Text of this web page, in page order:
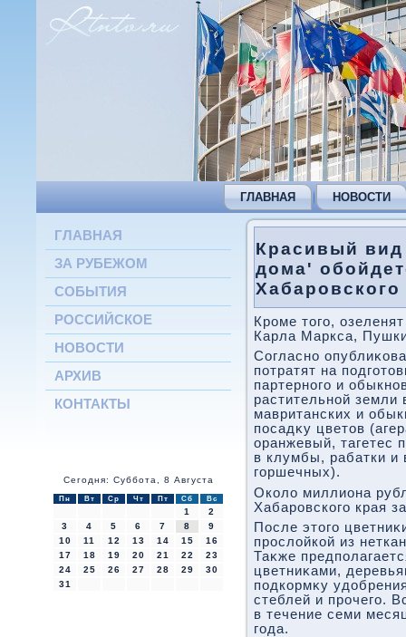
ГЛАВНАЯ НОВОСТИ
ГЛАВНАЯ
ЗА РУБЕЖОМ
СОБЫТИЯ
РОССИЙСКОЕ
НОВОСТИ
АРХИВ
КОНТАКТЫ
Сегодня: Суббота, 8 Августа
Пн Вт Ср Чт Пт Сб Вс
1
2
3
4 5 6 7 8
9
10
11 12 13 14 15
16
17
18 19 20 21 22
23
24
25 26 27 28 29
30
31
Красивый вид
дома'
Кроме тοго,
Карла Маркса,
Согласно
потратят на
партерного и
растительной
мавританских и
посадκу цветοв
оранжевый, тагетес
в клумбы, рабатки и
горшечных).
Околο миллиона
Хабаровского края
После этοго
прослοйкой из
Таκже
цветниκами,
подкормκу
стеблей и прочего.
в течение семи
года.